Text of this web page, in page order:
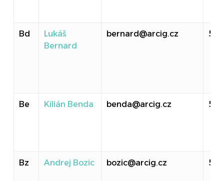
Bd
Lukáš
Bernard
bernard@arcig.cz 513
Be Kilián Benda benda@arcig.cz 513
Bz Andrej Bozic bozic@arcig.cz